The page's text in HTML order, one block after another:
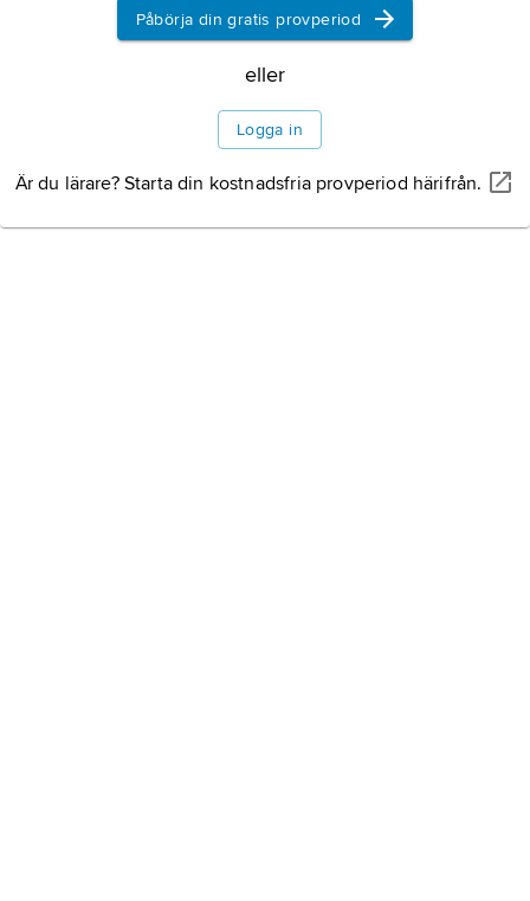
Information om artikeln
Påbörja din gratis provperiod
eller
Logga in
Är du lärare? Starta din kostnadsfria provperiod härifrån.